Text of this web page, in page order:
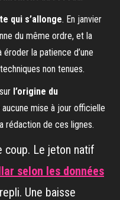
qui s’allonge. En janvier
du même ordre, et la
la patience d’une
non tenues.
l’origine du
aucune mise à jour officielle
rédaction de ces lignes.
coup. Le jeton natif
selon les données
Une baisse